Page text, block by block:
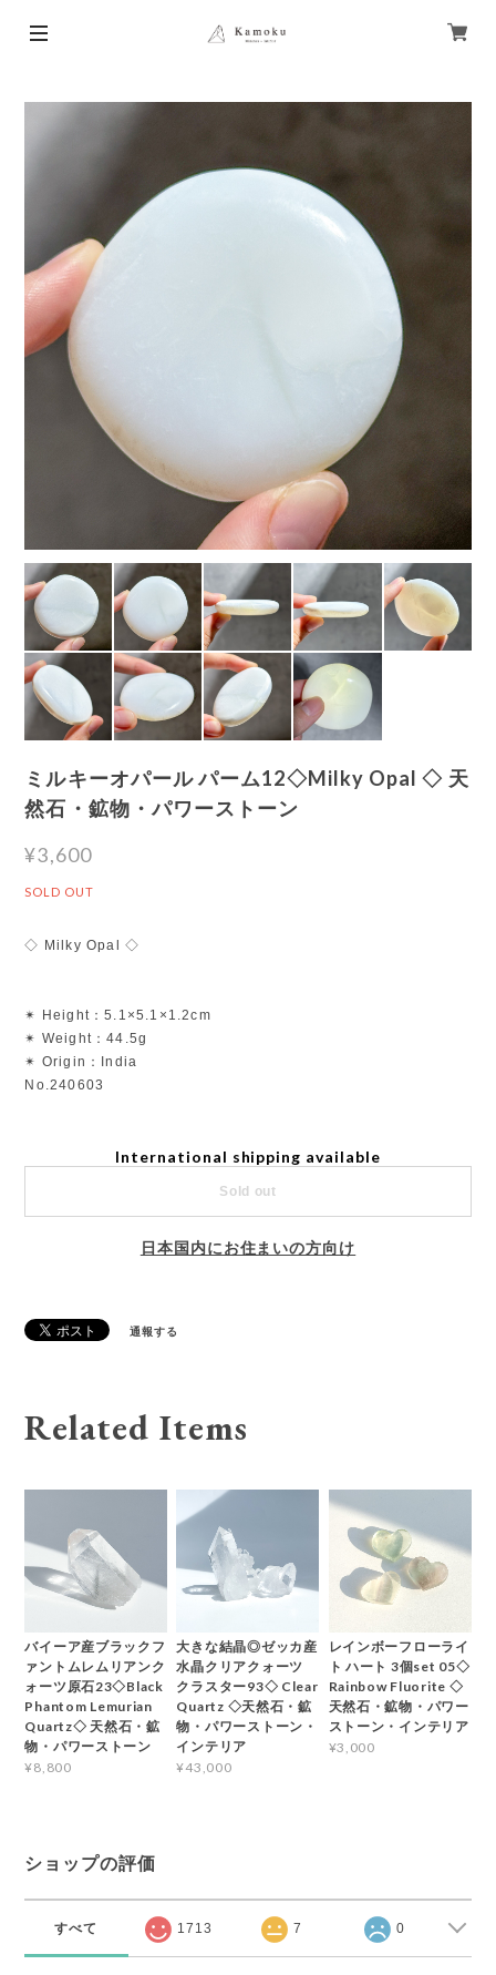
ミルキーオパール パーム12◇Milky Opal ◇ 天
然石・鉱物・パワーストーン
¥3,600
SOLD OUT
◇ Milky Opal ◇
✴︎ Height：5.1×5.1×1.2cm
✴︎ Weight：44.5g
✴︎ Origin：India
No.240603
International shipping available
Sold out
日本国内にお住まいの方向け
通報する
Related Items
バイーア産ブラックフ
ァントムレムリアンク
ォーツ原石23◇Black
Phantom Lemurian
Quartz◇ 天然石・鉱
物・パワーストーン
¥8,800
大きな結晶◎ゼッカ産
水晶クリアクォーツ
クラスター93◇ Clear
Quartz ◇天然石・鉱
物・パワーストーン・
インテリア
¥43,000
レインボーフローライ
ト ハート 3個set 05◇
Rainbow Fluorite ◇
天然石・鉱物・パワー
ストーン・インテリア
¥3,000
ショップの評価
すべて 1713 7 0